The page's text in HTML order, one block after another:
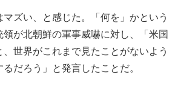
ズい、と感じた。「何を」かという
領が北朝鮮の軍事威嚇に対し、「米国
世界がこれまで見たことがないよう
だろう」と発言したことだ。